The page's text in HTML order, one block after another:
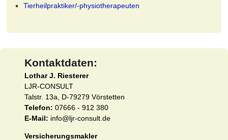
Tierheilpraktiker/-physiotherapeuten
Kontaktdaten:
Lothar J. Riesterer
LJR-CONSULT
Talstr. 13a, D-79279 Vörstetten
Telefon: 07666 - 912 380
E-Mail: info@ljr-consult.de
Versicherungsmakler